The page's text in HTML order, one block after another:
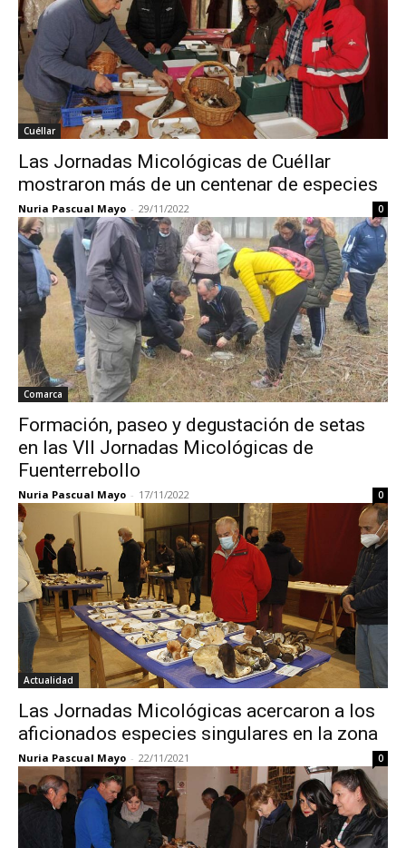
Cuéllar
Las Jornadas Micológicas de Cuéllar
mostraron más de un centenar de especies
Nuria Pascual Mayo - 29/11/2022 0
Comarca
Formación, paseo y degustación de setas
en las VII Jornadas Micológicas de
Fuenterrebollo
Nuria Pascual Mayo - 17/11/2022 0
Actualidad
Las Jornadas Micológicas acercaron a los
aficionados especies singulares en la zona
Nuria Pascual Mayo - 22/11/2021 0